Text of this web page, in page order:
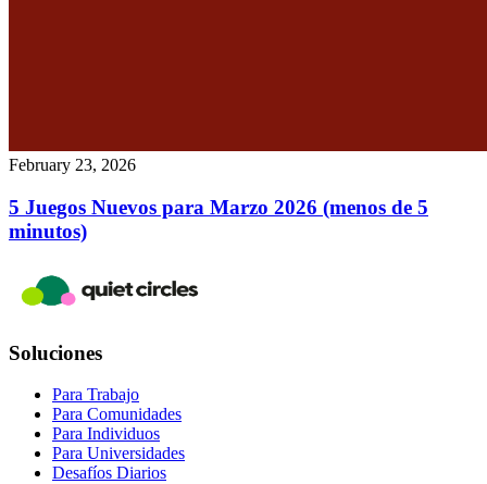
February 23, 2026
5 Juegos Nuevos para Marzo 2026 (menos de 5
minutos)
Soluciones
Para Trabajo
Para Comunidades
Para Individuos
Para Universidades
Desafíos Diarios